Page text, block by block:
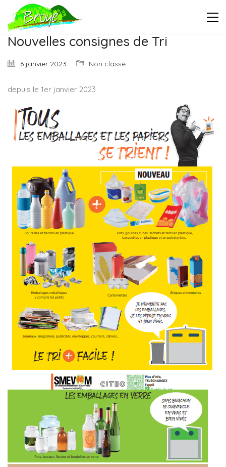
Nouvelles consignes de Tri
6 janvier 2023 Non classé
depuis le 1er janvier 2023